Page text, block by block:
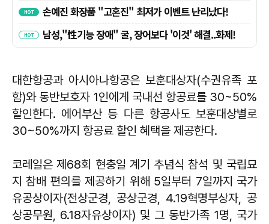
대한항공과 아시아나항공은 보훈대상자(수권유족 포
함)와 동반보호자 1인에게 국내선 항공료를 30~50%
할인한다. 에어부산 등 다른 항공사도 보훈대상별로
30~50%까지 항공료 할인 혜택을 제공한다.
코레일은 제68회 현충일 계기 추념식 참석 및 국립묘
지 참배 편의를 제공하기 위해 5일부터 7일까지 국가
유공상이자(전상군경, 공상군경, 4․19혁명부상자, 공
상공무원, 6․18자유상이자) 및 그 동반가족 1명, 국가